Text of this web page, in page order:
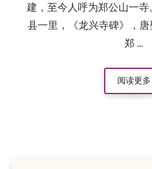
建，至今人呼为郑公山一寺
县一里，《龙兴寺碑》，
郑 …
阅读更多